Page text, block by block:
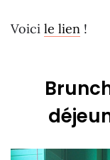
Voici le lien !